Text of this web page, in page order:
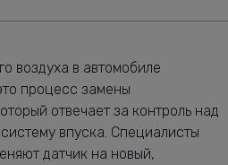
воздуха в автомобиле
процесс замены
отвечает за контроль над
впуска. Специалисты
датчик на новый,